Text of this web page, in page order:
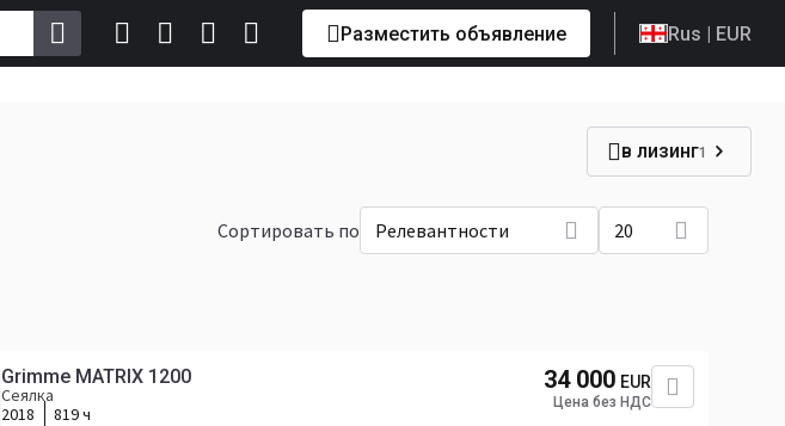
Разместить объявление Rus | EUR
в лизинг1
Сортировать по Релевантности 20
Grimme MATRIX 1200
Сеялка
2018
819 ч
34 000 EUR
Цена без НДС